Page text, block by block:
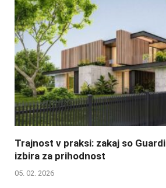
Trajnost v praksi: zakaj so
izbira za prihodnost
05. 02. 2026